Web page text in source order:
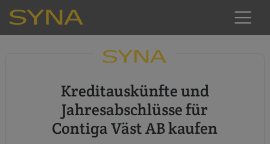
Kreditauskünfte und
Jahresabschlüsse für
Contiga Väst AB kaufen